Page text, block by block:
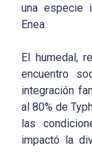
una especie
Enea.
El humedal,
encuentro
integración
al 80% de
las
impactó la